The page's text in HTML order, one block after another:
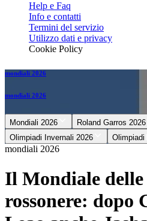
Help e Faq
Info e contatti
Termini del servizio
Utilizzo dati e privacy
Cookie Policy
mondiali 2026
mondiali 2026
Mondiali 2026 Roland Garros 2026
Olimpiadi Invernali 2026
Olimpiadi
mondiali 2026
Il Mondiale
rossonere: dopo